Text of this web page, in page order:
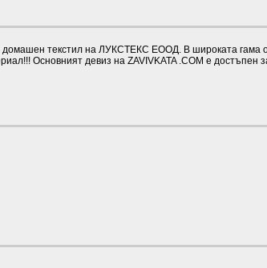
текстил на ЛУКСТЕКС ЕООД. В широката гама
Основният девиз на ZAVIVKATA .COM е